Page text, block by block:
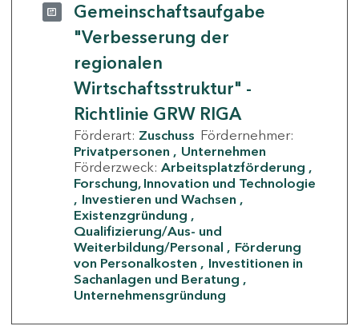
Gemeinschaftsaufgabe
"Verbesserung der
regionalen
Wirtschaftsstruktur" -
Richtlinie GRW RIGA
Förderart: Zuschuss Fördernehmer:
Privatpersonen
Unternehmen
Förderzweck: Arbeitsplatzförderung
Forschung, Innovation und Technologie
Investieren und Wachsen
Existenzgründung
Qualifizierung/Aus- und
Weiterbildung/Personal
Förderung
von Personalkosten
Investitionen in
Sachanlagen und Beratung
Unternehmensgründung